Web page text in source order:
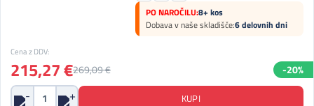
PO NAROČILU:8+ kos
Dobava v naše skladišče:6 delovnih dni
Cena z DDV:
215,27 €269,09 € -20%